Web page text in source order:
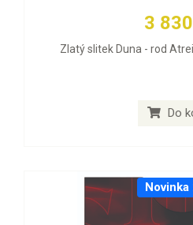
3
Zlatý slitek Duna - rod
Do
Novinka